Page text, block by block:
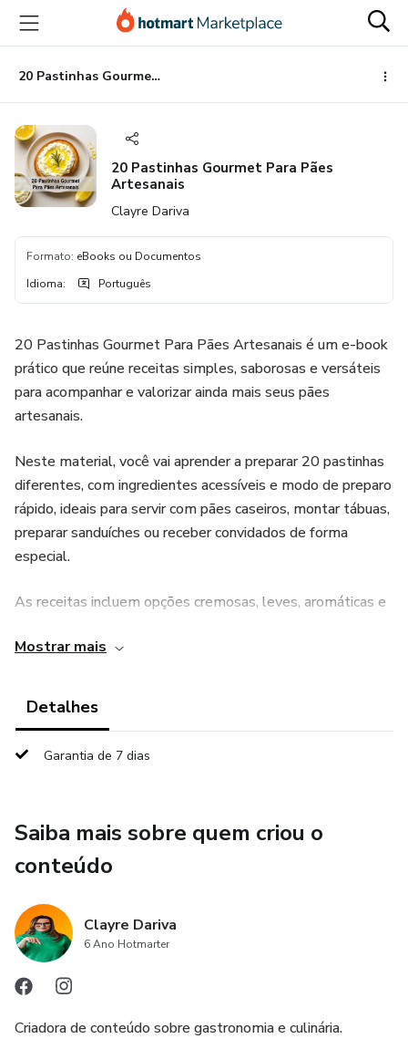
para
conteúdo
principal
para
pagamento
para
rodapé
20 Pastinhas Gourmet Para Pães Artesanais
20 Pastinhas Gourmet Para Pães
Artesanais
Clayre Dariva
Formato: eBooks ou Documentos
Idioma: Português
20 Pastinhas Gourmet Para Pães Artesanais é um e-book
prático que reúne receitas simples, saborosas e versáteis
para acompanhar e valorizar ainda mais seus pães
artesanais.
Neste material, você vai aprender a preparar 20 pastinhas
diferentes, com ingredientes acessíveis e modo de preparo
rápido, ideais para servir com pães caseiros, montar tábuas,
preparar sanduíches ou receber convidados de forma
especial.
As receitas incluem opções cremosas, leves, aromáticas e
transformar pães simples em experiências mais
O e-book também traz sugestões de combinações com
sabores e ampliar as possibilidades na cozinha de forma
É um material direto, fácil de aplicar e perfeito para quem
deseja complementar pães artesanais com
receber ou até mesmo para criar experiências
gastronômicas especiais.
Mostrar mais
Detalhes
Garantia de 7 dias
Saiba mais sobre quem criou o
conteúdo
Clayre Dariva
6 Ano Hotmarter
Criadora de conteúdo sobre gastronomia e culinária.